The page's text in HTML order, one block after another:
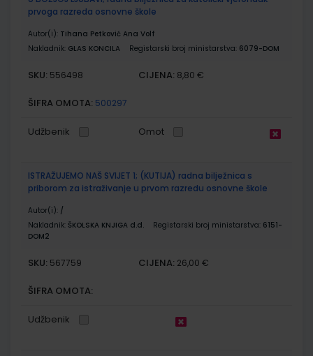
prvoga razreda osnovne škole
Autor(i): Tihana Petković Ana Volf
Nakladnik: GLAS KONCILA Registarski broj ministarstva: 6079-DOM
SKU: 556498 CIJENA: 8,80 €
ŠIFRA OMOTA: 500297
Udžbenik Omot
ISTRAŽUJEMO NAŠ SVIJET 1; (KUTIJA) radna bilježnica s
priborom za istraživanje u prvom razredu osnovne škole
Autor(i): /
Nakladnik: ŠKOLSKA KNJIGA d.d. Registarski broj ministarstva: 6151-
DOM2
SKU: 567759 CIJENA: 26,00 €
ŠIFRA OMOTA:
Udžbenik